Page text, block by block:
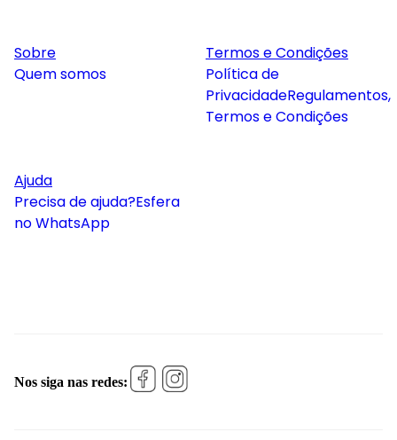
Sobre
Quem somos
Termos e Condições
Política de
PrivacidadeRegulamentos,
Termos e Condições
Ajuda
Precisa de ajuda?Esfera
no WhatsApp
Nos siga nas redes: